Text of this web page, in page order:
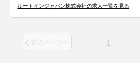
ルートインジャパン株式会社の求人一覧を見る
前のページへ 1